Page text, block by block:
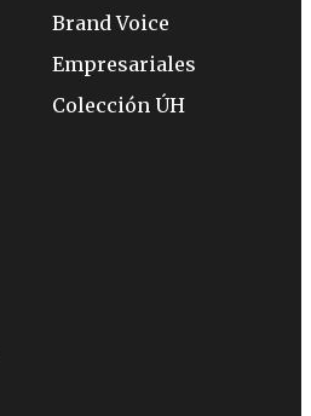
Brand Voice
Empresariales
Colección ÚH